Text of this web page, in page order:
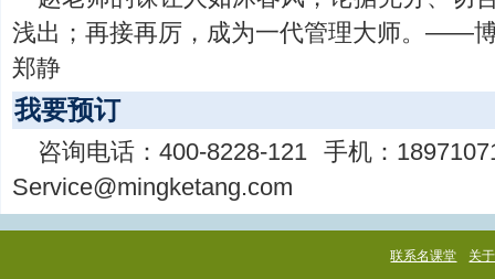
浅出；再接再厉，成为一代管理大师。——
郑静
我要预订
咨询电话：400-8228-121 手机：
Service@mingketang.com
联系名课堂 关